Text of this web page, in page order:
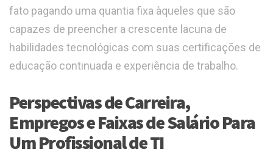
fato pagando uma quantia fixa àqueles que são
capazes de preencher a crescente lacuna de
habilidades tecnológicas com suas certificações de
educação continuada e experiência de trabalho.
Perspectivas de Carreira,
Empregos e Faixas de Salário Para
Um Profissional de TI